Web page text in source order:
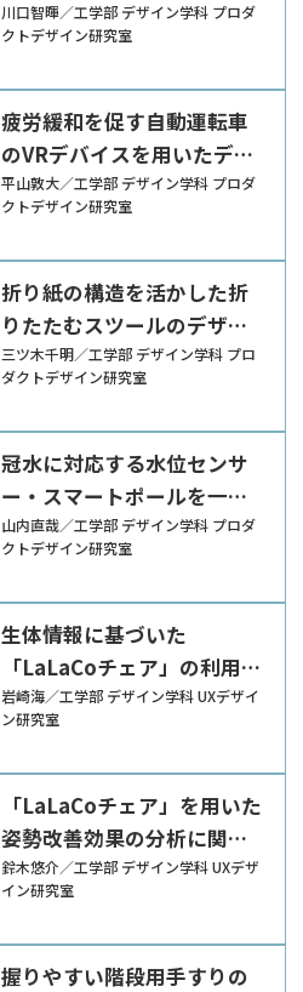
川口智暉／工学部 デザイン学科 プロダ
クトデザイン研究室
疲労緩和を促す自動運転車
のVRデバイスを用いたデザ
イン提案
平山敦大／工学部 デザイン学科 プロダ
クトデザイン研究室
折り紙の構造を活かした折
りたたむスツールのデザイ
ン提案
三ツ木千明／工学部 デザイン学科 プロ
ダクトデザイン研究室
冠水に対応する水位センサ
ー・スマートポールを一体
としたデザイン提案
山内直哉／工学部 デザイン学科 プロダ
クトデザイン研究室
生体情報に基づいた
「LaLaCoチェア」の利用方
法の違いにおける運動効果
の分析
岩崎海／工学部 デザイン学科 UXデザイ
ン研究室
「LaLaCoチェア」を用いた
姿勢改善効果の分析に関す
る研究
鈴木悠介／工学部 デザイン学科 UXデザ
イン研究室
握りやすい階段用手すりの